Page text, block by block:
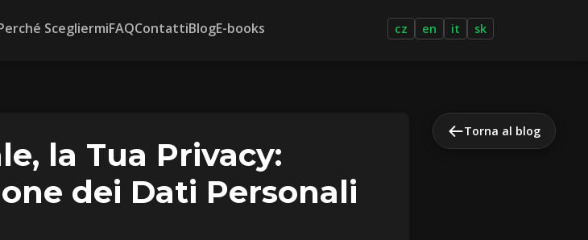
ScegliermiFAQContattiBlogE-books cz en it sk
Torna al blog
la Tua Privacy:
dei Dati Personali